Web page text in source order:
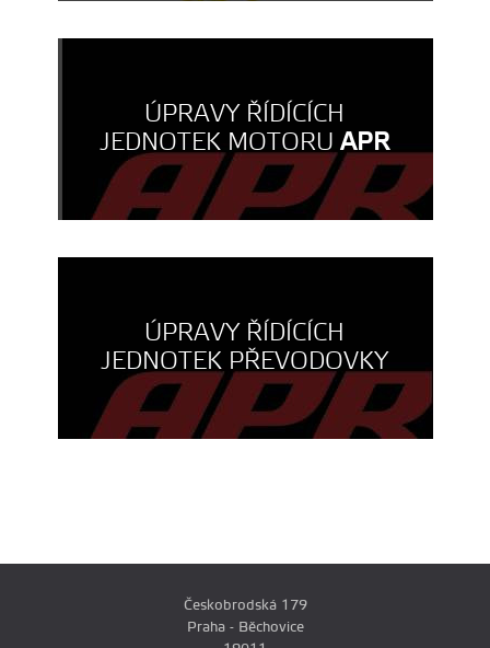
ÚPRAVY ŘÍDÍCÍCH
JEDNOTEK MOTORUAPR
ÚPRAVY ŘÍDÍCÍCH
JEDNOTEK PŘEVODOVKY
Českobrodská 179
Praha - Běchovice